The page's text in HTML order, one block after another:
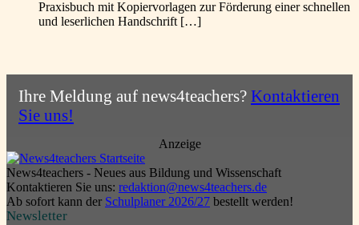
Praxisbuch mit Kopiervorlagen zur Förderung einer schnellen
und leserlichen Handschrift […]
Ihre Meldung auf news4teachers? Kontaktieren
Sie uns!
Anzeige
News4teachers - Neues aus Bildung und Wissenschaft
Kontaktieren Sie uns: redaktion@news4teachers.de
Ab sofort kann der Schulplaner 2026/27 bestellt werden!
Newsletter